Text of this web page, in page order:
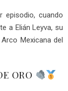
episodio, cuando
a Elián Leyva, su
Mexicana del
ORO